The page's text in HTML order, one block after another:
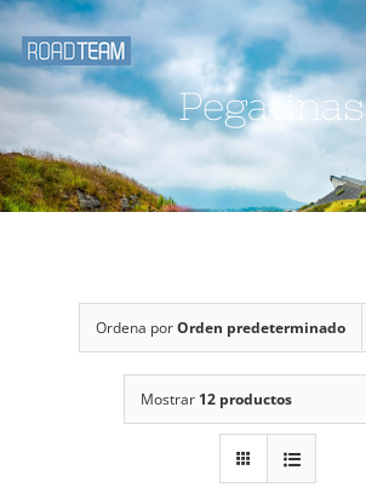
Saltar
al
contenido
Blog
Eventos
Galería Multimedia
Pegatinas
Ordena porOrden predeterminado
Mostrar 12 productos